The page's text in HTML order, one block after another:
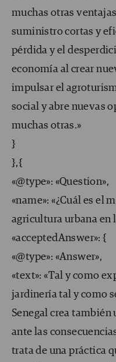
muchas otras
suministro cortas y
pérdida y el
economía al crear
impulsar el
social y abre nuevas
muchas otras.»
}
},{
«@type»: «Question»,
«name»: «¿Cuál es el
agricultura urbana en
«acceptedAnswer»: {
«@type»: «Answer»,
«text»: «Tal y como
jardinería tal y como
Senegal crea
ante las
trata de una práctica